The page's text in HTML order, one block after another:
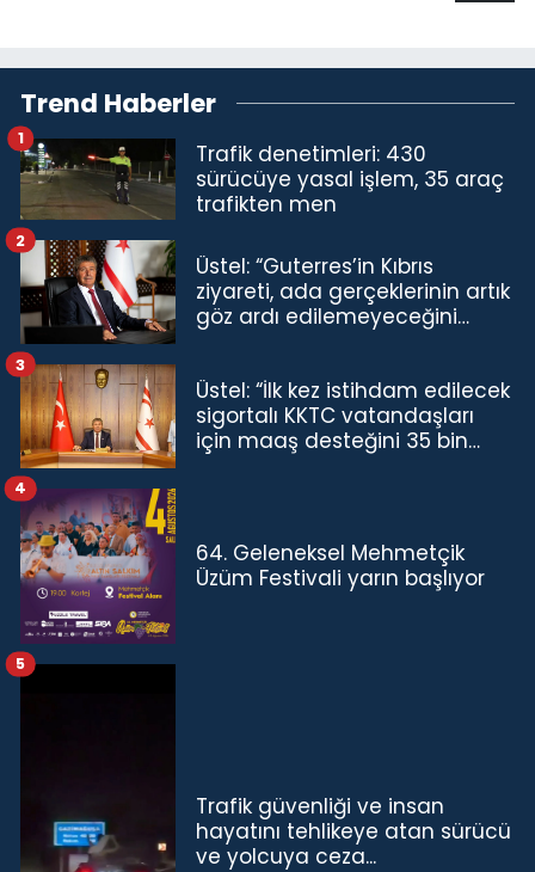
Trend Haberler
Trafik denetimleri: 430
sürücüye yasal işlem, 35 araç
trafikten men
1
Üstel: “Guterres’in Kıbrıs
ziyareti, ada gerçeklerinin artık
göz ardı edilemeyeceğini
2
Üstel: “İlk kez istihdam edilecek
sigortalı KKTC vatandaşları
için maaş desteğini 35 bin
3
64. Geleneksel Mehmetçik
Üzüm Festivali yarın başlıyor
4
Trafik güvenliği ve insan
hayatını tehlikeye atan sürücü
ve yolcuya ceza...
5